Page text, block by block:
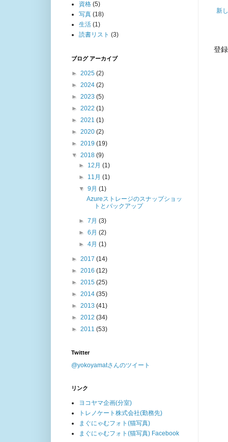
新
登
資格 (5)
写真 (18)
生活 (1)
読書リスト (3)
ブログ アーカイブ
► 2025 (2)
► 2024 (2)
► 2023 (5)
► 2022 (1)
► 2021 (1)
► 2020 (2)
► 2019 (19)
▼ 2018 (9)
► 12月(1)
► 11月(1)
▼9月(1)
Azureストレージのスナップショッ
トとバックアップ
►7月(3)
►6月(2)
►4月(1)
► 2017 (14)
► 2016 (12)
► 2015 (25)
► 2014 (35)
► 2013 (41)
► 2012 (34)
► 2011 (53)
Twitter
@yokoyamatさんのツイート
リンク
ヨコヤマ企画(分室)
トレノケート株式会社(勤務先)
まぐにゃむフォト(猫写真)
まぐにゃむフォト(猫写真) Facebook